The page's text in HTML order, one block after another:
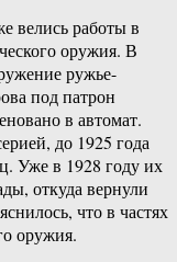
велись работы в
оружия. В
ружье-
под патрон
в автомат.
до 1925 года
Уже в 1928 году их
откуда вернули
что в частях
оружия.